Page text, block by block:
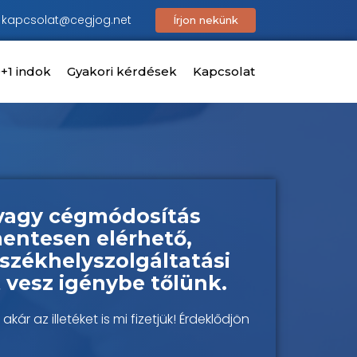
kapcsolat@cegjog.net Írjon nekünk
indok Gyakori kérdések Kapcsolat
cégmódosítás
elérhető,
igénybe tőlünk.
az illetéket is mi fizetjük! Érdeklődjön